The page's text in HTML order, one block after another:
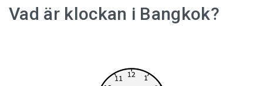
Vad är klockan i Bangkok?